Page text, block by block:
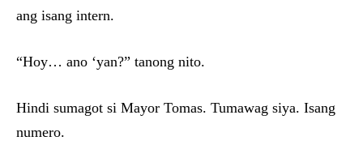
ang isang intern.
“Hoy… ano ‘yan?” tanong nito.
Hindi sumagot si Mayor Tomas. Tumawag siya. Isang
numero.